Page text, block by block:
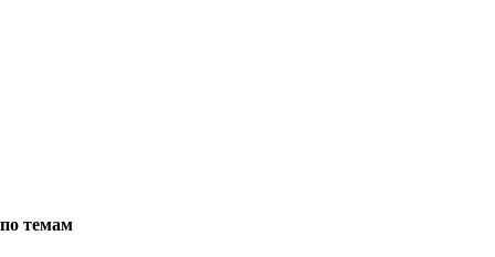
по темам